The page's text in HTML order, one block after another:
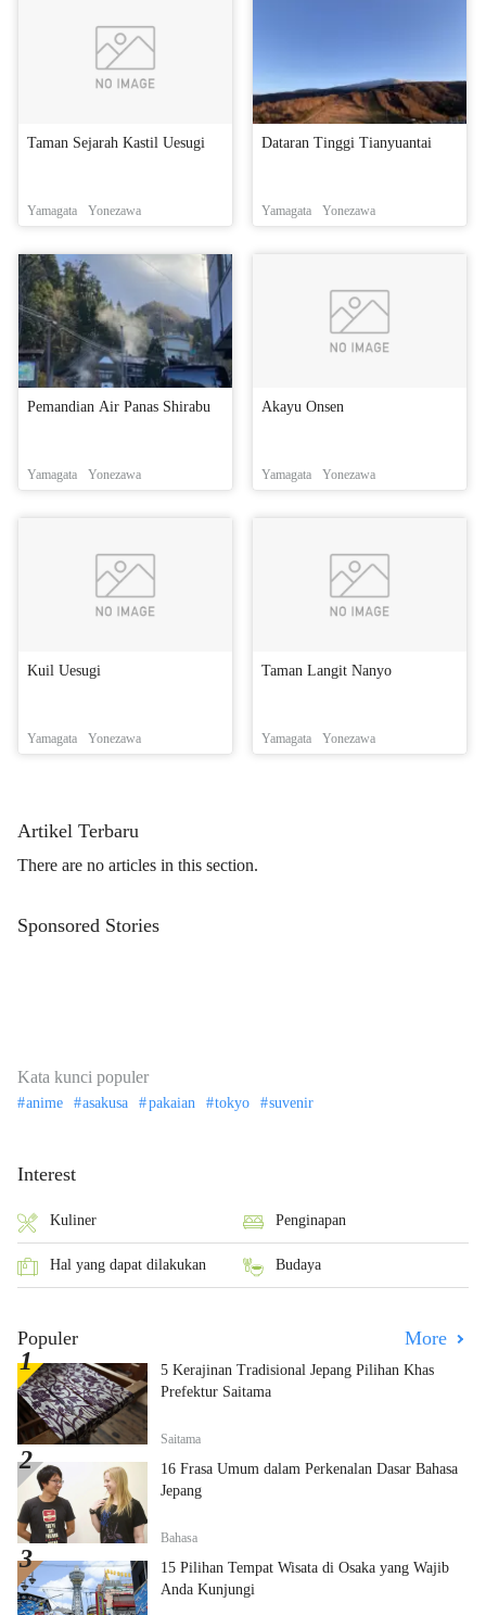
Taman Sejarah Kastil Uesugi
Yamagata Yonezawa
Dataran Tinggi Tianyuantai
Yamagata Yonezawa
Pemandian Air Panas Shirabu
Yamagata Yonezawa
Akayu Onsen
Yamagata Yonezawa
Kuil Uesugi
Yamagata Yonezawa
Taman Langit Nanyo
Yamagata Yonezawa
Artikel Terbaru
There are no articles in this section.
Sponsored Stories
Kata kunci populer
anime asakusa pakaian tokyo suvenir
Interest
Kuliner Penginapan
Hal yang dapat dilakukan Budaya
Populer More
5 Kerajinan Tradisional Jepang Pilihan Khas
Prefektur Saitama
Saitama
16 Frasa Umum dalam Perkenalan Dasar Bahasa
Jepang
Bahasa
15 Pilihan Tempat Wisata di Osaka yang Wajib
Anda Kunjungi